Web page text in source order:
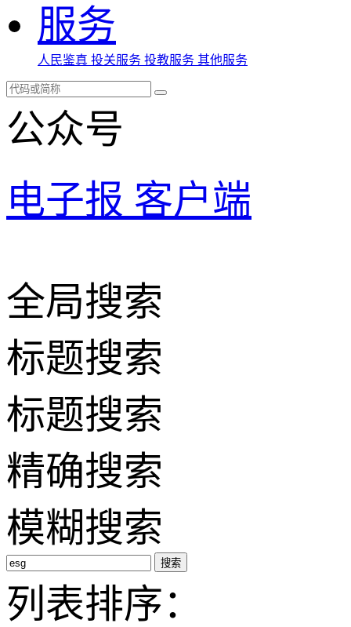
服务
人民鉴真 投关服务 投教服务 其他服务
公众号
电子报 客户端
全局搜索
标题搜索
标题搜索
精确搜索
模糊搜索
搜索
列表排序：